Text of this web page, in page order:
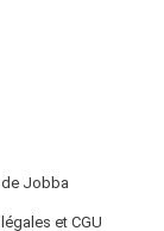
Jobba
et CGU